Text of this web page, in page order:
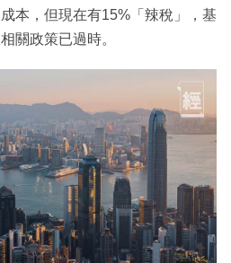
本，但現在有15%「辣稅」，基
關政策已過時。